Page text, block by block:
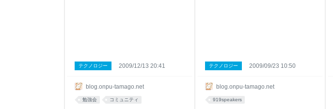
blog.onpu-tamago.net
テクノロジー 2009/12/13 20:41
勉強会 コミュニティ
blog.onpu-tamago.net
テクノロジー 2009/09/23 10:50
919speakers